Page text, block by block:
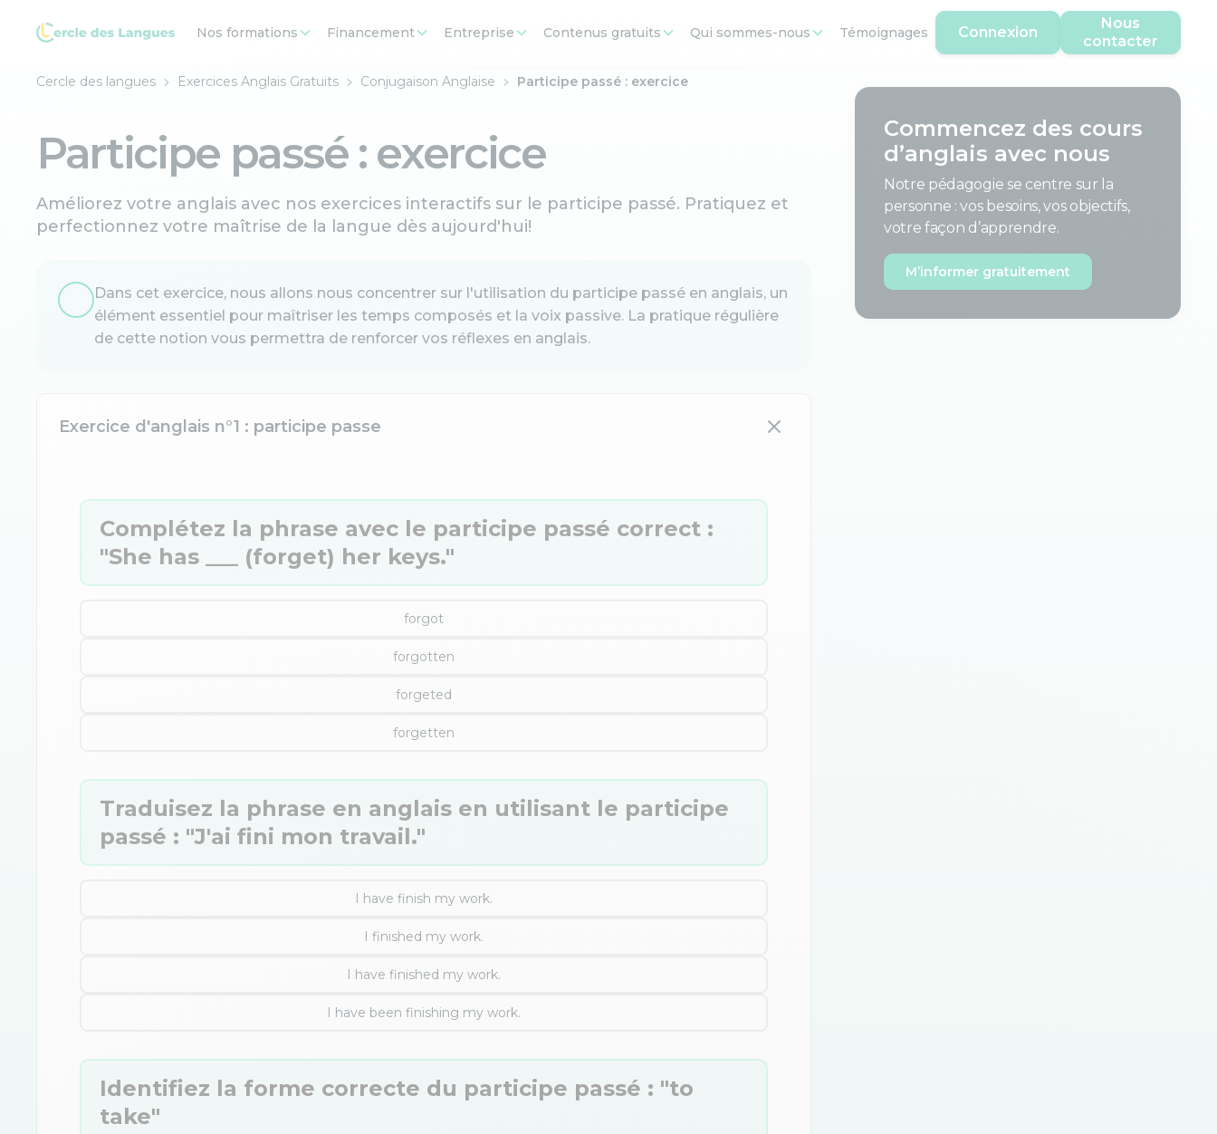
Nos formations Financement Entreprise Contenus gratuits Qui sommes-nous Témoignages Connexion
Nous
contacter
Cercle des langues Exercices Anglais Gratuits Conjugaison Anglaise Participe passé : exercice
Participe passé : exercice
Améliorez votre anglais avec nos exercices interactifs sur le participe passé. Pratiquez et
perfectionnez votre maîtrise de la langue dès aujourd'hui!
Dans cet exercice, nous allons nous concentrer sur l'utilisation du participe passé en anglais, un
élément essentiel pour maîtriser les temps composés et la voix passive. La pratique régulière
de cette notion vous permettra de renforcer vos réflexes en anglais.
Exercice d'anglais n°1 : participe passe
Complétez la phrase avec le participe passé correct :
"She has ___ (forget) her keys."
forgot
forgotten
forgeted
forgetten
Traduisez la phrase en anglais en utilisant le participe
passé : "J'ai fini mon travail."
I have finish my work.
I finished my work.
I have finished my work.
I have been finishing my work.
Identifiez la forme correcte du participe passé : "to
take"
Commencez des cours
d’anglais avec nous
Notre pédagogie se centre sur la
personne : vos besoins, vos objectifs,
votre façon d’apprendre.
M’informer gratuitement